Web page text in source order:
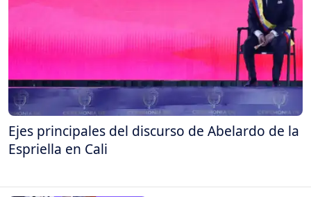
Ejes principales del discurso de Abelardo de la
Espriella en Cali